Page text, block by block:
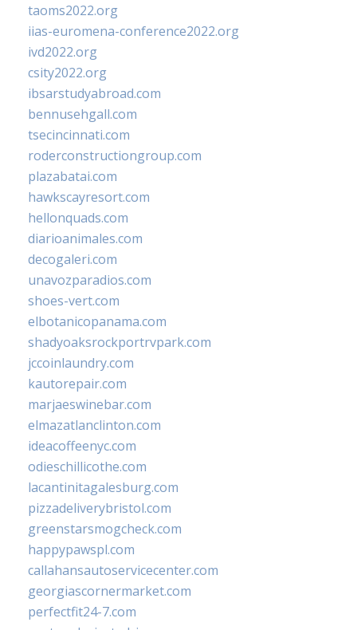
taoms2022.org
iias-euromena-conference2022.org
ivd2022.org
csity2022.org
ibsarstudyabroad.com
bennusehgall.com
tsecincinnati.com
roderconstructiongroup.com
plazabatai.com
hawkscayresort.com
hellonquads.com
diarioanimales.com
decogaleri.com
unavozparadios.com
shoes-vert.com
elbotanicopanama.com
shadyoaksrockportrvpark.com
jccoinlaundry.com
kautorepair.com
marjaeswinebar.com
elmazatlanclinton.com
ideacoffeenyc.com
odieschillicothe.com
lacantinitagalesburg.com
pizzadeliverybristol.com
greenstarsmogcheck.com
happypawspl.com
callahansautoservicecenter.com
georgiascornermarket.com
perfectfit24-7.com